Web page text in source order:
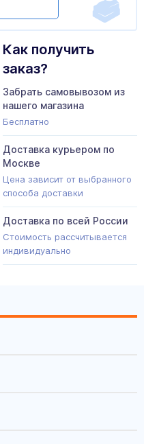
Как получить
заказ?
Забрать самовывозом из
нашего магазина
Бесплатно
Доставка курьером по
Москве
Цена зависит от выбранного
способа доставки
Доставка по всей России
Стоимость рассчитывается
индивидуально